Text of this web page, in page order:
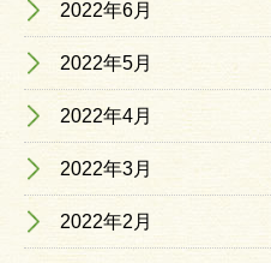
2022年6月
2022年5月
2022年4月
2022年3月
2022年2月